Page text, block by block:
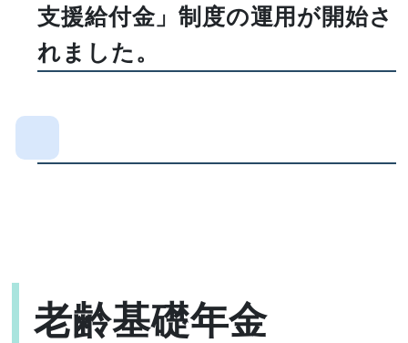
支援給付金」制度の運用が開始さ
れました。
老齢基礎年金